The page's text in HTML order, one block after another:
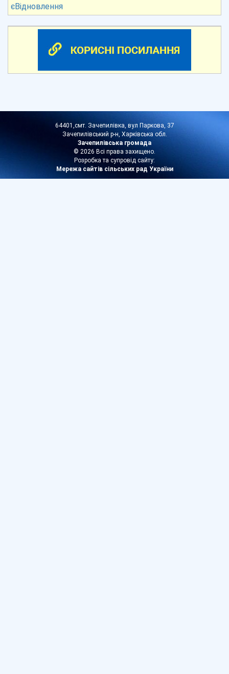
єВідновлення
64401,смт. Зачепилівка, вул Паркова, 37
Зачепилівський р-н, Харківська обл.
Зачепилівська громада
© 2026 Всі права захищено.
Розробка та супровід сайту:
Мережа сайтів сільських рад України